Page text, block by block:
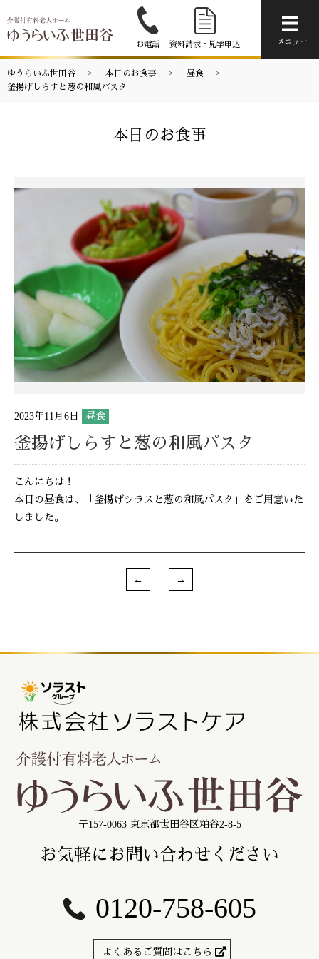
お電話 資料請求・見学申込 メニュー
ゆうらいふ世田谷 本日のお食事
昼食
釜揚げしらすと葱の和風パスタ
本日のお食事
2023年11月6日 昼食
釜揚げしらすと葱の和風パスタ
こんにちは！
本日の昼食は、「釜揚げシラスと葱の和風パスタ」をご用意いた
しました。
〒157-0063 東京都世田谷区粕谷2-8-5
お気軽にお問い合わせください
0120-758-605
よくあるご質問はこちら